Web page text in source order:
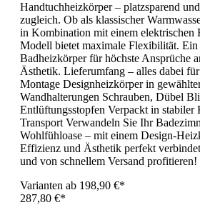
Handtuchheizkörper – platzsparend
zugleich. Ob als klassischer
in Kombination mit einem elektrischen
Modell bietet maximale Flexibilität. Ein
Badheizkörper für höchste Ansprüche
Ästhetik. Lieferumfang – alles dabei
Montage Designheizkörper in
Wandhalterungen Schrauben, Dübel
Entlüftungsstopfen Verpackt in stabiler
Transport Verwandeln Sie Ihr
Wohlfühloase – mit einem Design-
Effizienz und Ästhetik perfekt
und von schnellem Versand profitieren!
Varianten ab 198,90 €*
287,80 €*